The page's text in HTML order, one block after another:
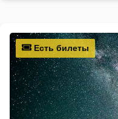
Есть билеты